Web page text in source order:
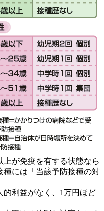
が免疫を有する状態なら
種には「当該予防接種の対
利益がなく、1万円ほど